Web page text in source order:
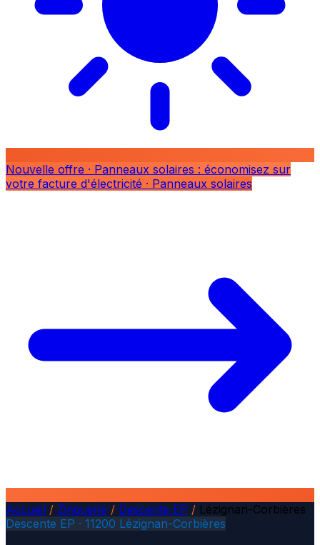
Nouvelle offre · Panneaux solaires : économisez sur
votre facture d'électricité · Panneaux solaires
Accueil / Zinguerie / Descente EP / Lézignan-Corbières
Descente EP · 11200 Lézignan-Corbières